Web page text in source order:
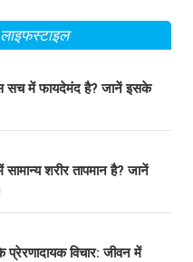
लाइफस्टाइल
सच में फायदेमंद है? जानें इसके
शरीर तापमान है? जानें
प्रेरणादायक विचार: जीवन में